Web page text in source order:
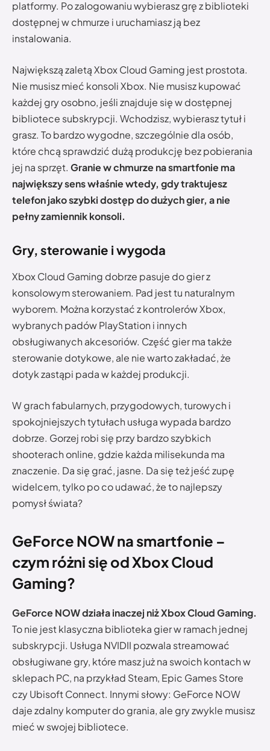
platformy. Po zalogowaniu wybierasz grę z biblioteki
dostępnej w chmurze i uruchamiasz ją bez
instalowania.
Największą zaletą Xbox Cloud Gaming jest prostota.
Nie musisz mieć konsoli Xbox. Nie musisz kupować
każdej gry osobno, jeśli znajduje się w dostępnej
bibliotece subskrypcji. Wchodzisz, wybierasz tytuł i
grasz. To bardzo wygodne, szczególnie dla osób,
które chcą sprawdzić dużą produkcję bez pobierania
jej na sprzęt. Granie w chmurze na smartfonie ma
największy sens właśnie wtedy, gdy traktujesz
telefon jako szybki dostęp do dużych gier, a nie
pełny zamiennik konsoli.
Gry, sterowanie i wygoda
Xbox Cloud Gaming dobrze pasuje do gier z
konsolowym sterowaniem. Pad jest tu naturalnym
wyborem. Można korzystać z kontrolerów Xbox,
wybranych padów PlayStation i innych
obsługiwanych akcesoriów. Część gier ma także
sterowanie dotykowe, ale nie warto zakładać, że
dotyk zastąpi pada w każdej produkcji.
W grach fabularnych, przygodowych, turowych i
spokojniejszych tytułach usługa wypada bardzo
dobrze. Gorzej robi się przy bardzo szybkich
shooterach online, gdzie każda milisekunda ma
znaczenie. Da się grać, jasne. Da się też jeść zupę
widelcem, tylko po co udawać, że to najlepszy
pomysł świata?
GeForce NOW na smartfonie –
czym różni się od Xbox Cloud
Gaming?
GeForce NOW działa inaczej niż Xbox Cloud Gaming.
To nie jest klasyczna biblioteka gier w ramach jednej
subskrypcji. Usługa NVIDII pozwala streamować
obsługiwane gry, które masz już na swoich kontach w
sklepach PC, na przykład Steam, Epic Games Store
czy Ubisoft Connect. Innymi słowy: GeForce NOW
daje zdalny komputer do grania, ale gry zwykle musisz
mieć w swojej bibliotece.